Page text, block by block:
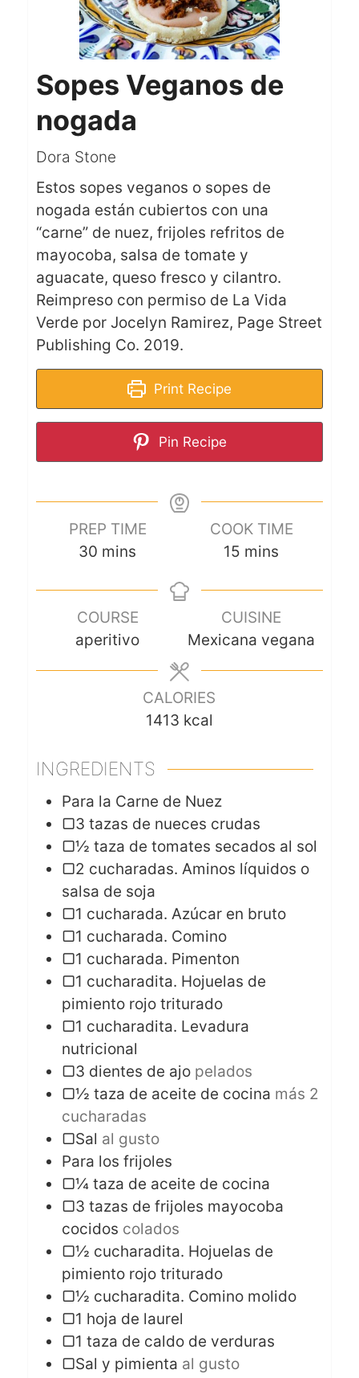
Sopes Veganos de
nogada
Dora Stone
Estos sopes veganos o sopes de
nogada están cubiertos con una
“carne” de nuez, frijoles refritos de
mayocoba, salsa de tomate y
aguacate, queso fresco y cilantro.
Reimpreso con permiso de La Vida
Verde por Jocelyn Ramirez, Page Street
Publishing Co. 2019.
Print Recipe
Pin Recipe
PREP TIME
30 mins
COOK TIME
15 mins
COURSE
aperitivo
CUISINE
Mexicana vegana
CALORIES
1413 kcal
INGREDIENTS
Para la Carne de Nuez
▢3 tazas de nueces crudas
▢½ taza de tomates secados al sol
▢2 cucharadas. Aminos líquidos o
salsa de soja
▢1 cucharada. Azúcar en bruto
▢1 cucharada. Comino
▢1 cucharada. Pimenton
▢1 cucharadita. Hojuelas de
pimiento rojo triturado
▢1 cucharadita. Levadura
nutricional
▢3 dientes de ajo pelados
▢½ taza de aceite de cocina más 2
cucharadas
▢Sal al gusto
Para los frijoles
▢¼ taza de aceite de cocina
▢3 tazas de frijoles mayocoba
cocidos colados
▢½ cucharadita. Hojuelas de
pimiento rojo triturado
▢½ cucharadita. Comino molido
▢1 hoja de laurel
▢1 taza de caldo de verduras
▢Sal y pimienta al gusto